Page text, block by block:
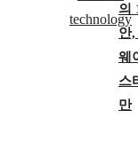
의
안
웨
스
만